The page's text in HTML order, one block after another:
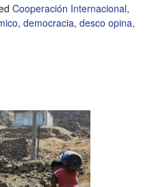
Cooperación Internacional,
, democracia, desco opina,